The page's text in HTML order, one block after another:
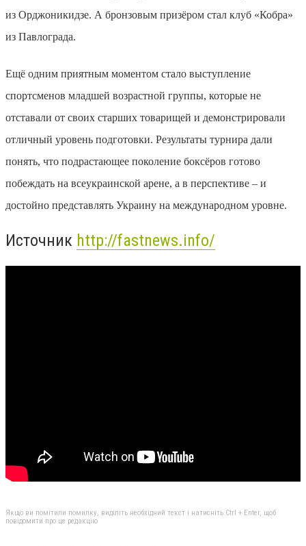
из Орджоникидзе. А бронзовым призёром стал клуб «Кобра»
из Павлограда.
Ещё одним приятным моментом стало выступление
спортсменов младшей возрастной группы, которые не
отставали от своих старших товарищей и демонстрировали
отличный уровень подготовки. Результаты турнира дали
понять, что подрастающее поколение боксёров готово
побеждать на всеукраинской арене, а в перспективе – и
достойно представлять Украину на международном уровне.
Источник http://fastnews.info/
Якщо ви помітили помилку, виділіть необхідний текст і натисніть Ctrl + Enter, щоб
повідомити про це редакцію